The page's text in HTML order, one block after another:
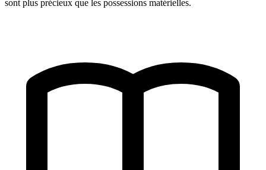
sont plus précieux que les possessions matérielles.